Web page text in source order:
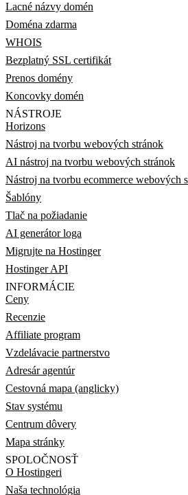
Lacné názvy domén
Doména zdarma
WHOIS
Bezplatný SSL certifikát
Prenos domény
Koncovky domén
NÁSTROJE
Horizons
Nástroj na tvorbu webových stránok
AI nástroj na tvorbu webových stránok
Nástroj na tvorbu ecommerce webových
Šablóny
Tlač na požiadanie
AI generátor loga
Migrujte na Hostinger
Hostinger API
INFORMÁCIE
Ceny
Recenzie
Affiliate program
Vzdelávacie partnerstvo
Adresár agentúr
Cestovná mapa (anglicky)
Stav systému
Centrum dôvery
Mapa stránky
SPOLOČNOSŤ
O Hostingeri
Naša technológia